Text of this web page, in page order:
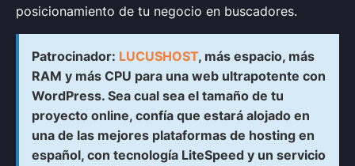
posicionamiento de tu negocio en buscadores.
Patrocinador: LUCUSHOST, más espacio, más
RAM y más CPU para una web ultrapotente con
WordPress. Sea cual sea el tamaño de tu
proyecto online, confía que estará alojado en
una de las mejores plataformas de hosting en
español, con tecnología LiteSpeed y un servicio